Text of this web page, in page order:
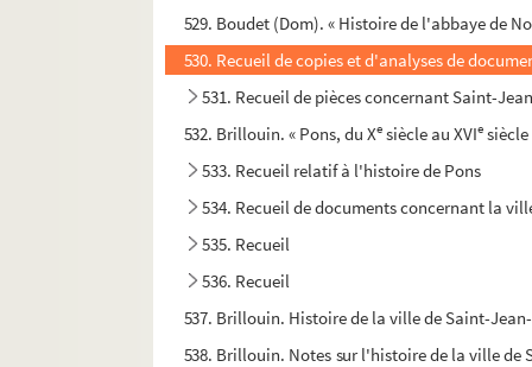
529. Boudet (Dom). « Histoire de l'abbaye de
530. Recueil de copies et d'analyses de
531. Recueil de pièces concernant Saint-
532. Brillouin. « Pons, du Xe siècle au XVIe siècle
533. Recueil relatif à l'histoire de Pons
534. Recueil de documents concernant la
535. Recueil
536. Recueil
537. Brillouin. Histoire de la ville de Saint-
538. Brillouin. Notes sur l'histoire de la ville de